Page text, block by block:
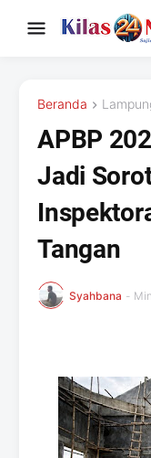
Beranda
APBP
Jadi
Tangan
Syahbana -